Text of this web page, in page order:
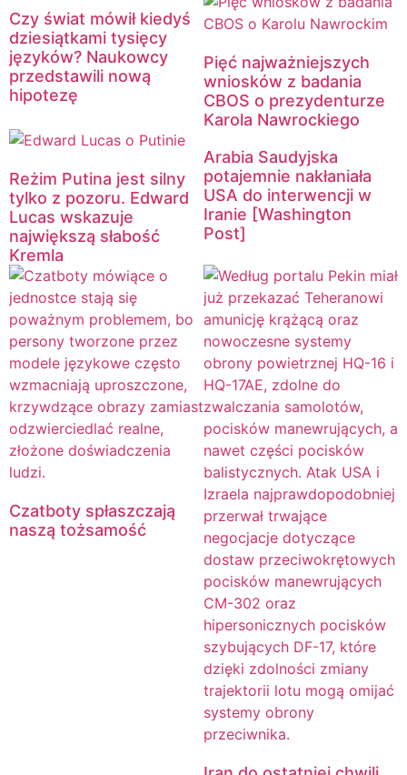
Czy świat mówił kiedyś
dziesiątkami tysięcy
języków? Naukowcy
przedstawili nową
hipotezę
Pięć najważniejszych
wniosków z badania
CBOS o prezydenturze
Karola Nawrockiego
Reżim Putina jest silny
tylko z pozoru. Edward
Lucas wskazuje
największą słabość
Kremla
Arabia Saudyjska
potajemnie nakłaniała
USA do interwencji w
Iranie [Washington
Post]
Czatboty spłaszczają
naszą tożsamość